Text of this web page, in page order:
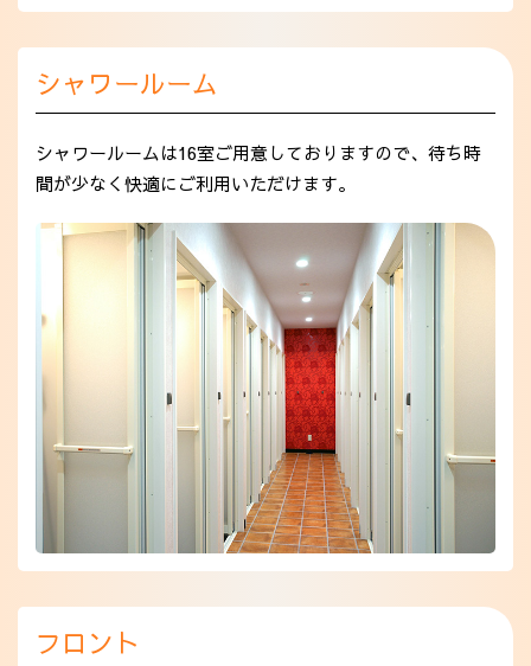
シャワールーム
シャワールームは16室ご用意しておりますので、待ち時
間が少なく快適にご利用いただけます。
フロント